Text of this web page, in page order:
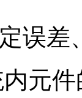
误
元